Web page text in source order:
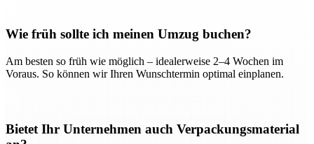
Wie früh sollte ich meinen Umzug buchen?
Am besten so früh wie möglich – idealerweise 2–4 Wochen im
Voraus. So können wir Ihren Wunschtermin optimal einplanen.
Bietet Ihr Unternehmen auch Verpackungsmaterial